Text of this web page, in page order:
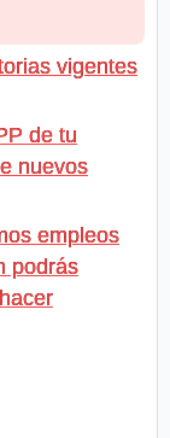
vigentes
de tu
nuevos
empleos
podrás